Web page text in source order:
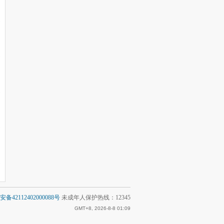
备42112402000088号 未成年人保护热线：12345
GMT+8, 2026-8-8 01:09